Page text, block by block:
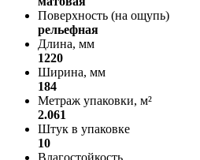
Поверхность (на ощупь)
рельефная
Длина, мм
1220
Ширина, мм
184
Метраж упаковки, м²
2.061
Штук в упаковке
10
Влагостойкость